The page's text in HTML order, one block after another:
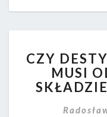
CZY
MUSI